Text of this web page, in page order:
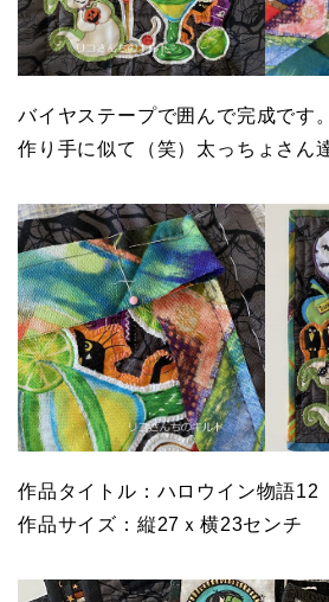
バイヤステープで囲んで完成です。
作り手に似て（笑）太っちょさん
作品タイトル：ハロウイン物語12
作品サイズ：縦27ｘ横23センチ